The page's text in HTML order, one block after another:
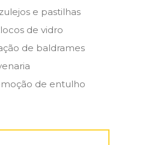
e pastilhas
de vidro
de baldrames
de entulho